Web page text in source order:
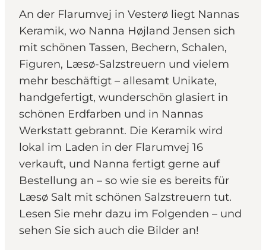
An der Flarumvej in Vesterø liegt Nannas
Keramik, wo Nanna Højland Jensen sich
mit schönen Tassen, Bechern, Schalen,
Figuren, Læsø-Salzstreuern und vielem
mehr beschäftigt – allesamt Unikate,
handgefertigt, wunderschön glasiert in
schönen Erdfarben und in Nannas
Werkstatt gebrannt. Die Keramik wird
lokal im Laden in der Flarumvej 16
verkauft, und Nanna fertigt gerne auf
Bestellung an – so wie sie es bereits für
Læsø Salt mit schönen Salzstreuern tut.
Lesen Sie mehr dazu im Folgenden – und
sehen Sie sich auch die Bilder an!